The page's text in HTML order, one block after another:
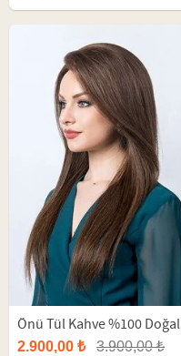
Önü Tül Kahve %100 Doğal
Uzun Peruk
2.900,00 ₺ 3.900,00 ₺